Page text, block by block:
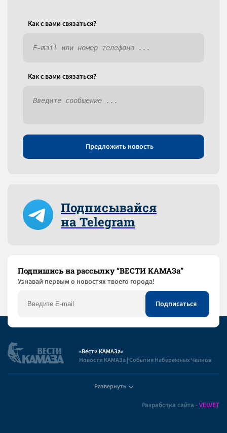
Как c вами связаться?
Как c вами связаться?
Предложить новость
Подписывайся
на Telegram
Подпишись на рассылку “ВЕСТИ КАМАЗа”
Узнaвай первым о новостях твоего города!
«Вести КАМАЗа»
Новости КАМАЗа | События Набережных Челнов
Развернуть
Разработка сайта -VELVET